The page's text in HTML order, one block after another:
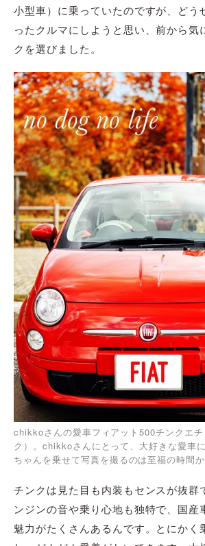
小型車）に乗っていたのですが、どう
ったクルマにしようと思い、前から気
クを選びました。
chikkoさんの愛車フィアット500チンクエ
ク）。chikkoさんにとって、大好きな愛車
ちゃんを乗せて写真を撮るのは至福の時間
チンクは見た目も内装もセンスが抜群
ンジンの音や乗り心地も独特で、国産
魅力がたくさんあるんです。とにかく